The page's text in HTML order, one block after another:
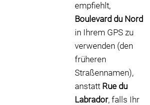
empfiehlt,
Boulevard du Nord
in Ihrem GPS zu
verwenden (den
früheren
Straßennamen),
anstatt Rue du
Labrador, falls Ihr